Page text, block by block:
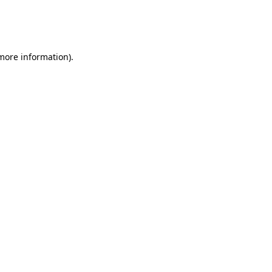
information).